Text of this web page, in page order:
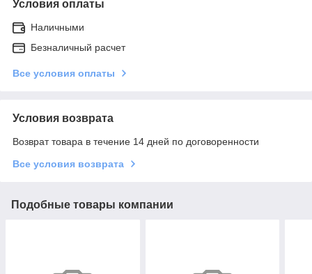
Условия оплаты
Наличными
Безналичный расчет
Все условия оплаты
Условия возврата
Возврат товара в течение 14 дней по договоренности
Все условия возврата
Подобные товары компании